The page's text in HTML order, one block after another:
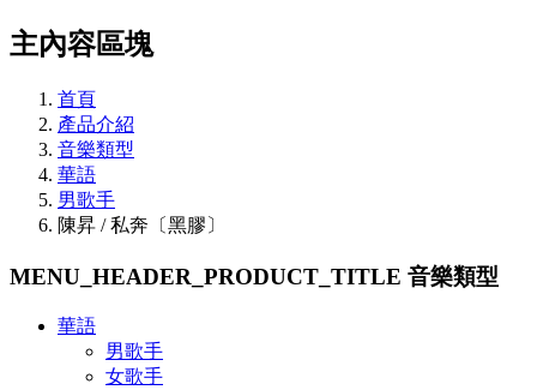
主內容區塊
首頁
產品介紹
音樂類型
華語
男歌手
陳昇 / 私奔〔黑膠〕
MENU_HEADER_PRODUCT_TITLE 音樂類型
華語
男歌手
女歌手